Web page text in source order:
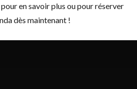
pour en savoir plus ou pour réserver
dès maintenant !